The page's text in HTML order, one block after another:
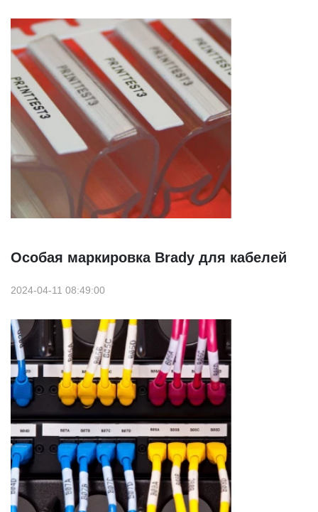
Особая маркировка Brady для кабелей
2024-04-11 08:49:00